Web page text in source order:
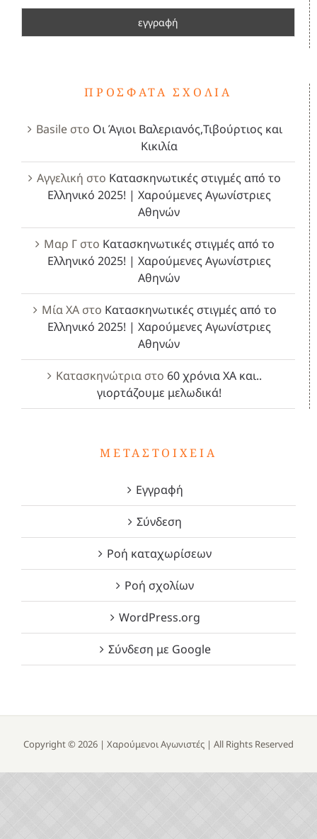
ΠΡΌΣΦΑΤΑ ΣΧΌΛΙΑ
Basileστο Οι Άγιοι Βαλεριανός,Τιβούρτιος και
Κικιλία
Αγγελική στο Κατασκηνωτικές στιγμές από το
Ελληνικό 2025! | Χαρούμενες Αγωνίστριες
Αθηνών
Μαρ Γστο Κατασκηνωτικές στιγμές από το
Ελληνικό 2025! | Χαρούμενες Αγωνίστριες
Αθηνών
Μία ΧΑστο Κατασκηνωτικές στιγμές από το
Ελληνικό 2025! | Χαρούμενες Αγωνίστριες
Αθηνών
Κατασκηνώτρια στο 60 χρόνια ΧΑ και..
γιορτάζουμε μελωδικά!
ΜΕΤΑΣΤΟΙΧΕΊΑ
Εγγραφή
Σύνδεση
Ροή καταχωρίσεων
Ροή σχολίων
WordPress.org
Σύνδεση με Google
Copyright © 2026 | Χαρούμενοι Αγωνιστές | All Rights Reserved